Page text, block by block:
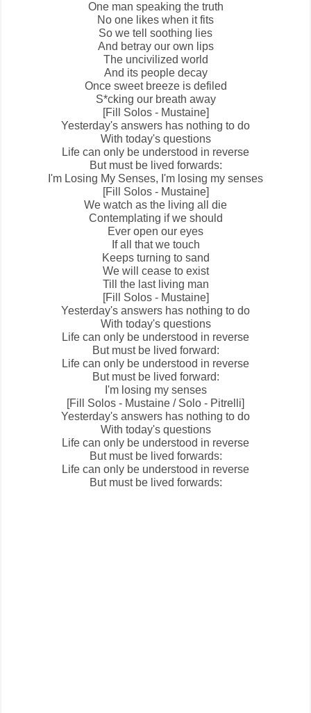
One man speaking the truth
No one likes when it fits
So we tell soothing lies
And betray our own lips
The uncivilized world
And its people decay
Once sweet breeze is defiled
S*cking our breath away
[Fill Solos - Mustaine]
Yesterday's answers has nothing to do
With today's questions
Life can only be understood in reverse
But must be lived forwards:
I'm Losing My Senses, I'm losing my senses
[Fill Solos - Mustaine]
We watch as the living all die
Contemplating if we should
Ever open our eyes
If all that we touch
Keeps turning to sand
We will cease to exist
Till the last living man
[Fill Solos - Mustaine]
Yesterday's answers has nothing to do
With today's questions
Life can only be understood in reverse
But must be lived forward:
Life can only be understood in reverse
But must be lived forward:
I'm losing my senses
[Fill Solos - Mustaine / Solo - Pitrelli]
Yesterday's answers has nothing to do
With today's questions
Life can only be understood in reverse
But must be lived forwards:
Life can only be understood in reverse
But must be lived forwards: